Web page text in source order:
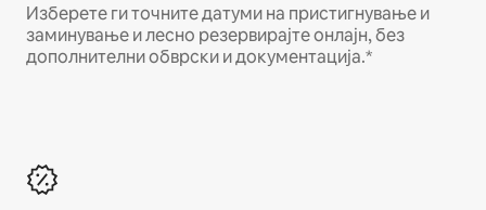
Изберете ги точните датуми на пристигнување и
заминување и лесно резервирајте онлајн, без
дополнителни обврски и документација.*